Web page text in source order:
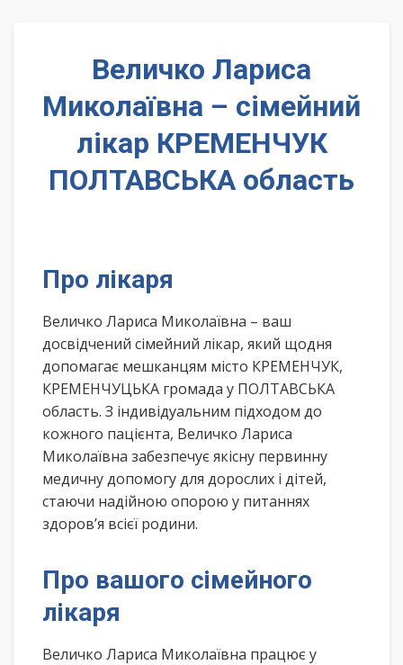
Величко Лариса
Миколаївна – сімейний
лікар КРЕМЕНЧУК
ПОЛТАВСЬКА область
Про лікаря
Величко Лариса Миколаївна – ваш
досвідчений сімейний лікар, який щодня
допомагає мешканцям місто КРЕМЕНЧУК,
КРЕМЕНЧУЦЬКА громада у ПОЛТАВСЬКА
область. З індивідуальним підходом до
кожного пацієнта, Величко Лариса
Миколаївна забезпечує якісну первинну
медичну допомогу для дорослих і дітей,
стаючи надійною опорою у питаннях
здоров’я всієї родини.
Про вашого сімейного
лікаря
Величко Лариса Миколаївна працює у